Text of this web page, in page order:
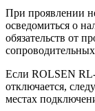
При проявлении
осведомиться о
обязательств от
Если ROLSEN
отключается,
местах